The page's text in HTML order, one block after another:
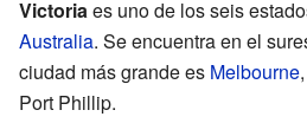
Victoriaes uno de los seis
Australia. Se encuentra en el
ciudad más grande es Melbourne
Port Phillip.